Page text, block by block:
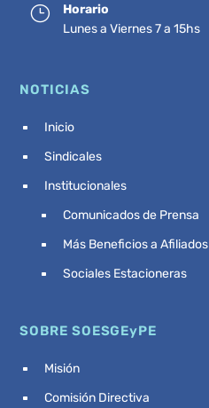
}
Horario
Lunes a Viernes 7 a 15hs
NOTICIAS
^ Inicio
^ Sindicales
^ Institucionales
^ Comunicados de Prensa
^ Más Beneficios a Afiliados
^ Sociales Estacioneras
SOBRE SOESGEyPE
^ Misión
^ Comisión Directiva